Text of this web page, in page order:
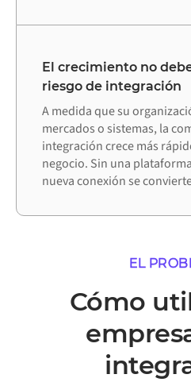
El crecimiento no
riesgo de integración
A medida que su
mercados o sistemas, la
integración crece más
negocio. Sin una
nueva conexión se
EL
Cómo